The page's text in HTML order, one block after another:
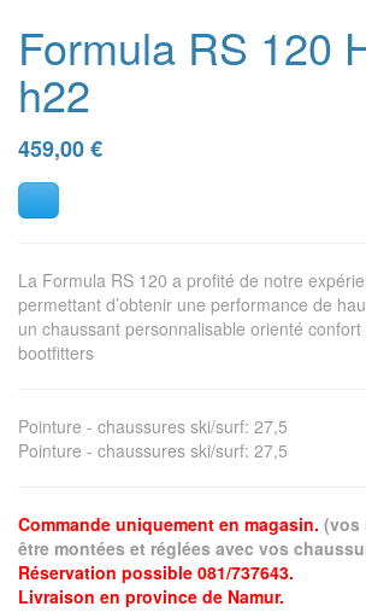
Formula RS 120
h22
459,00€
La Formula RS 120 a profité de notre
permettant d’obtenir une performance de
un chaussant personnalisable orienté
bootfitters
Pointure - chaussures ski/surf: 27,5
Pointure - chaussures ski/surf: 27,5
Commande uniquement en magasin. (vos
être montées et réglées avec vos
Réservation possible 081/737643.
Livraison en province de Namur.